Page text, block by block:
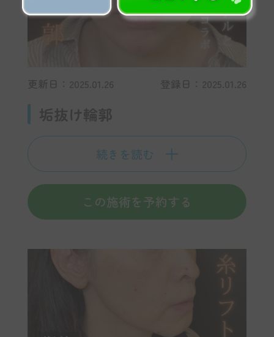
更新日：2025.01.26 登録日：2025.01.26
垢抜け輪郭
続きを読む
この施術を予約する